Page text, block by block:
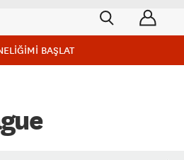
BAŞLAT